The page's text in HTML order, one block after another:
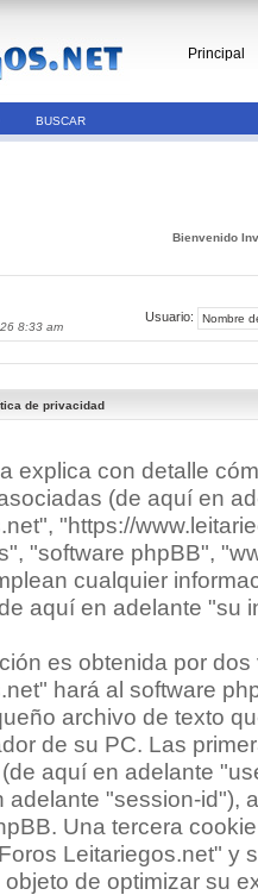
Principal
BUSCAR
Bienvenido
8:33 am
Usuario:
de privacidad
explica con detalle
(de aquí en
"https://
"software phpBB",
cualquier
aquí en adelante "su
es obtenida por
hará al software
archivo de texto
de su PC. Las
aquí en adelante
adelante "session-id"),
Una tercera
Leitariegos.net" y
de optimizar su